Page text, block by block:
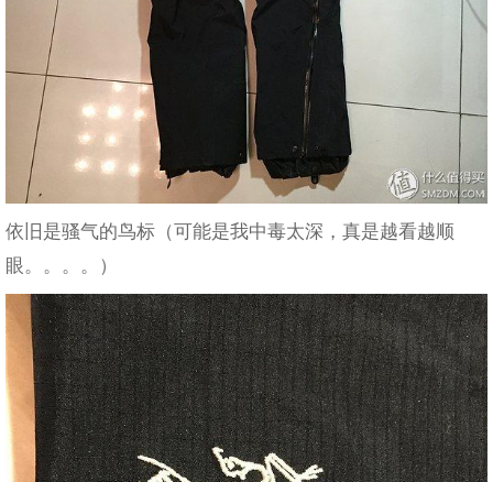
依旧是骚气的鸟标（可能是我中毒太深，真是越看越顺
眼。。。。）